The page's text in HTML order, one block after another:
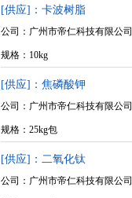
[供应]：卡波树脂
公司：广州市帝仁科技有限公
规格：10kg
[供应]：焦磷酸钾
公司：广州市帝仁科技有限公
规格：25kg包
[供应]：二氧化钛
公司：广州市帝仁科技有限公